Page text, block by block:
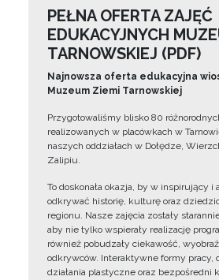
PEŁNA OFERTA ZAJĘĆ
EDUKACYJNYCH
TARNOWSKIEJ (PDF)
Najnowsza oferta edukacyjna
Muzeum Ziemi Tarnowskiej
Przygotowaliśmy blisko 80
realizowanych w placówkach w
naszych oddziałach w Dołędze,
Zalipiu.
To doskonała okazja, by w inspirujący i
odkrywać historię, kulturę oraz
regionu. Nasze zajęcia zostały
aby nie tylko wspierały realizację
również pobudzały ciekawość,
odkrywców. Interaktywne formy pracy,
działania plastyczne oraz bezpośredni